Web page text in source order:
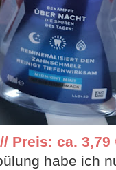
Preis: ca. 3,79
habe ich